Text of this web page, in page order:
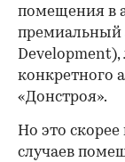
помещения в
премиальный
конкретного
«Донстроя».
Но это
случаев